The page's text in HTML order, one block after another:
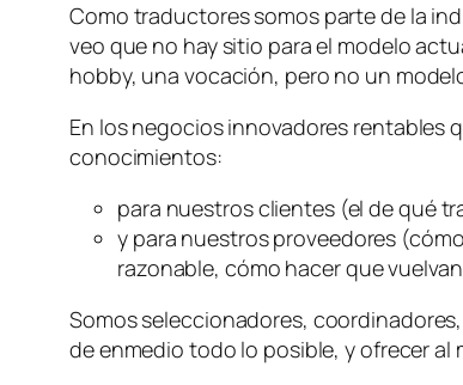
Como traductores somos parte de la
veo que no hay sitio para el modelo
hobby, una vocación, pero no un
En los negocios innovadores rentables
conocimientos:
para nuestros clientes (el de qué
y para nuestros proveedores
razonable, cómo hacer que
Somos seleccionadores,
de enmedio todo lo posible, y ofrecer al